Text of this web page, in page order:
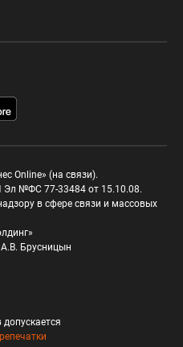
Online» (на связи).
Эл №ФС 77-33484 от 15.10.08.
в сфере связи и массовых
Брусницын